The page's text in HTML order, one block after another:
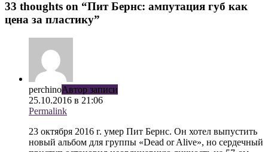
33 thoughts on “Пит Бернс: ампутация губ как
цена за пластику”
perchinoАвтор записи
25.10.2016 в 21:06
Permalink
23 октября 2016 г. умер Пит Бернс. Он хотел выпустить
новый альбом для группы «Dead or Alive», но сердечный